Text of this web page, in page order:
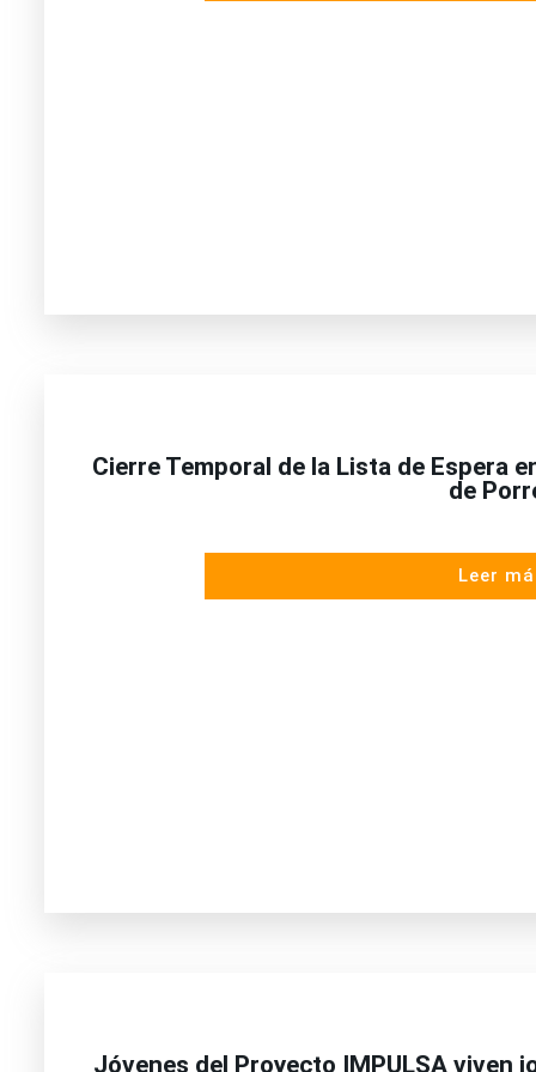
Cierre Temporal de la Lista de Espera
de
Leer
Jóvenes del Proyecto IMPULSA viven